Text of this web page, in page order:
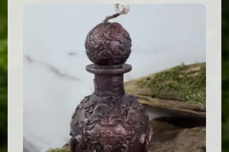
Les
options
peuvent
être
choisies
sur
la
page
du
produit